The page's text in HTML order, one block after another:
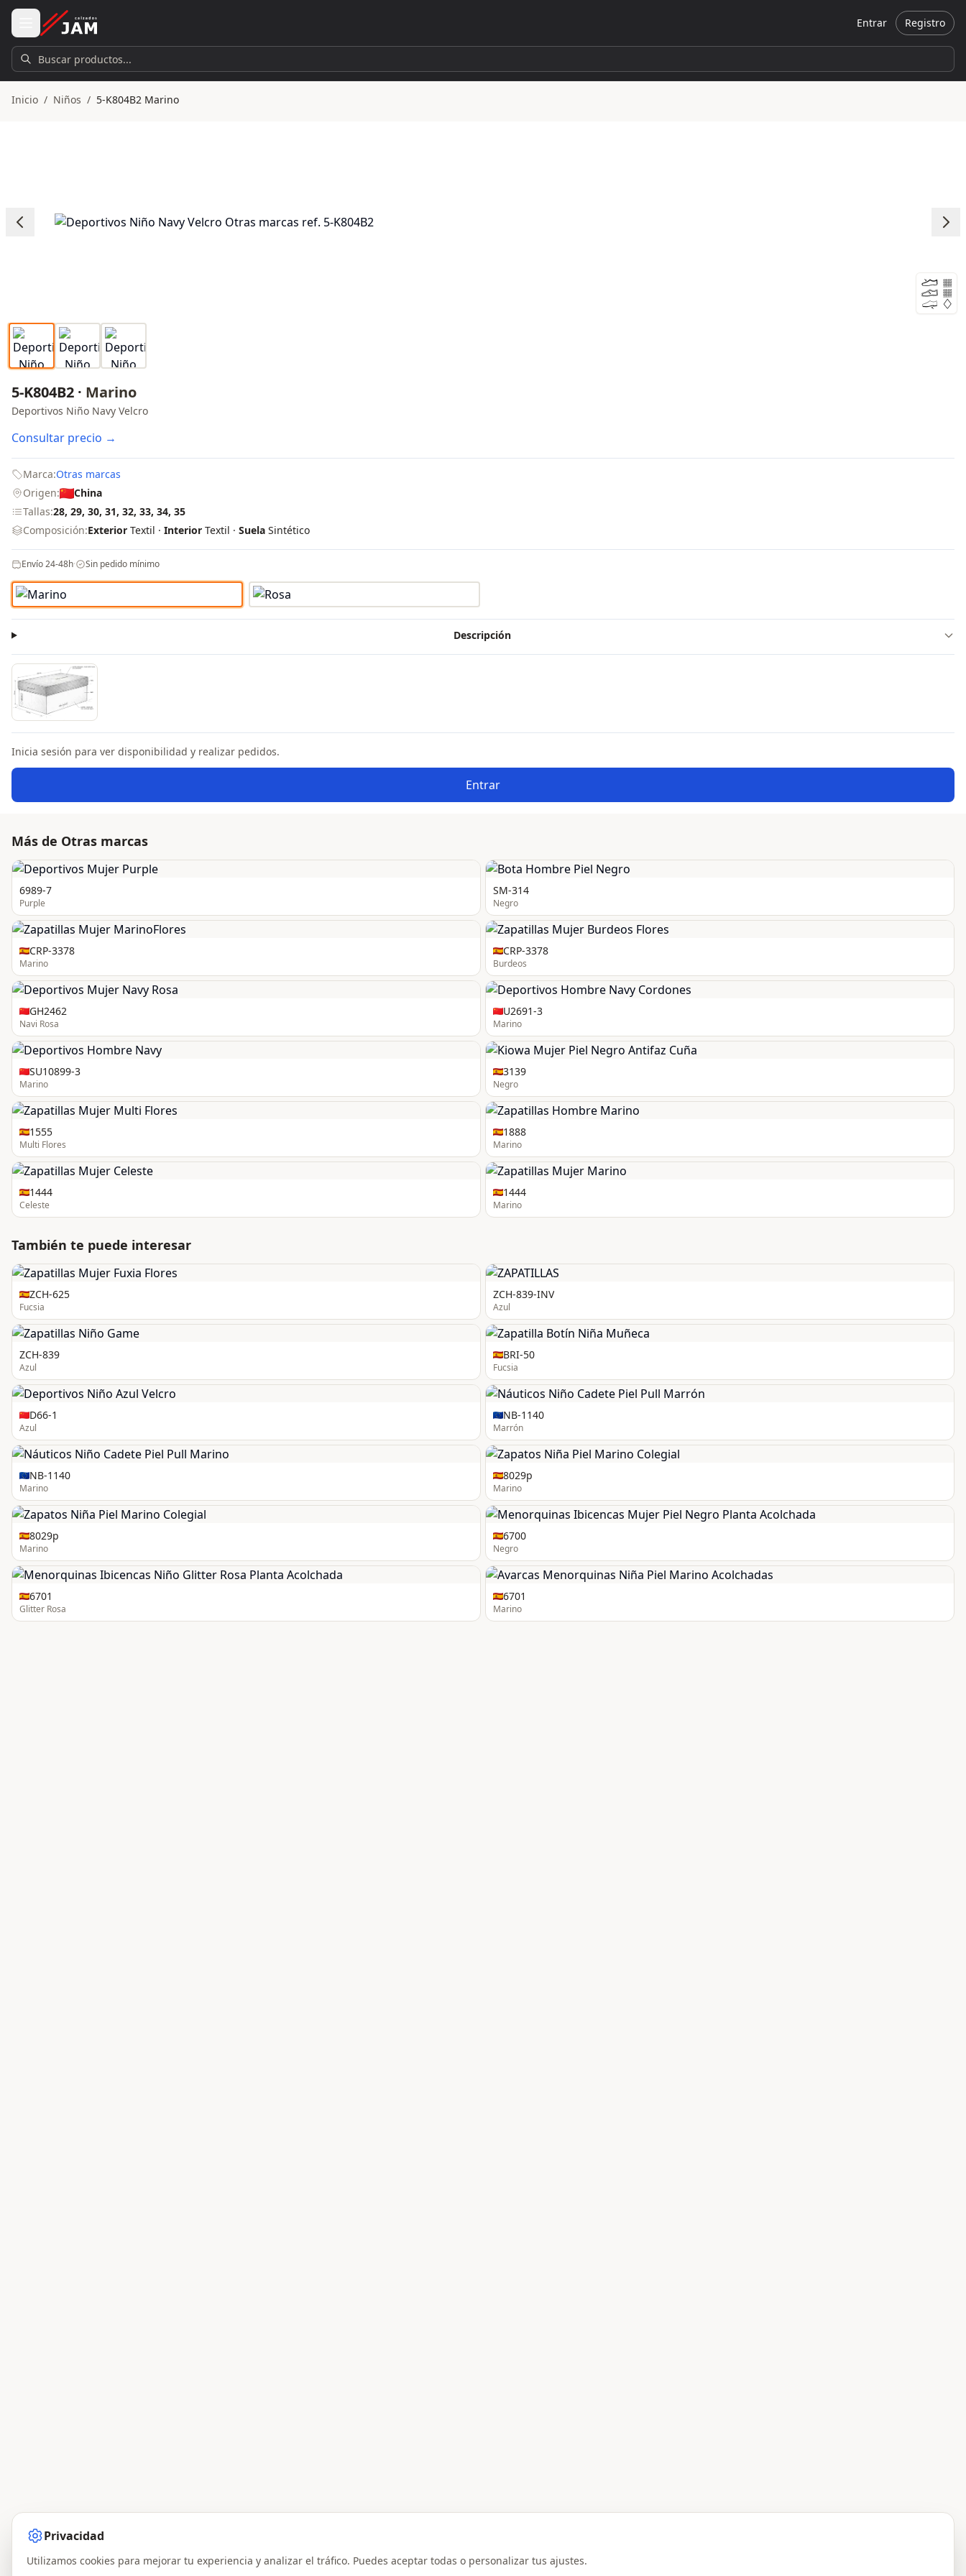
Ir al contenido principal
Entrar Registro
Buscar productos...
Inicio / Niños / 5-K804B2 Marino
5-K804B2 · Marino
Deportivos Niño Navy Velcro
Consultar precio →
Marca:Otras marcas
Origen:
China
Tallas:28, 29, 30, 31, 32, 33, 34, 35
Composición:Exterior Textil · Interior Textil · Suela Sintético
Envío 24-48h· Sin pedido mínimo
Descripción
Inicia sesión para ver disponibilidad y realizar pedidos.
Entrar
Más de Otras marcas
6989-7
Purple
SM-314
Negro
CRP-3378
Marino
CRP-3378
Burdeos
GH2462
Navi Rosa
U2691-3
Marino
SU10899-3
Marino
3139
Negro
1555
Multi Flores
1888
Marino
1444
Celeste
1444
Marino
También te puede interesar
ZCH-625
Fucsia
ZCH-839-INV
Azul
ZCH-839
Azul
BRI-50
Fucsia
D66-1
Azul
NB-1140
Marrón
NB-1140
Marino
8029p
Marino
8029p
Marino
6700
Negro
6701
Glitter Rosa
6701
Marino
Privacidad
Utilizamos cookies para mejorar tu experiencia y analizar el tráfico. Puedes aceptar todas o personalizar tus ajustes.